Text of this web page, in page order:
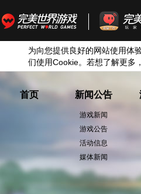
为向您提供良好的网站使用体
们使用Cookie。若想了解更多
首页 新闻公告
游戏新闻
游戏公告
活动信息
媒体新闻